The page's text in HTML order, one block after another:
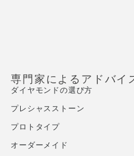
専門家によるアドバイ
ダイヤモンドの選び方
プレシャスストーン
プロトタイプ
オーダーメイド